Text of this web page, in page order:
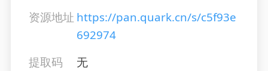
资源地址 https://pan.quark.cn/s/c5f93e
692974
提取码
无